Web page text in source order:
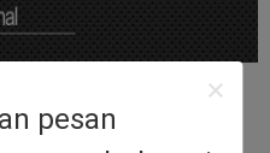
pesan